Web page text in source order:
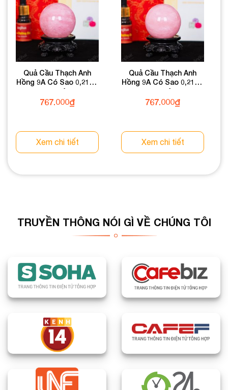
Quả Cầu Thạch Anh
Hồng 9A Có Sao 0,21kg
012-0769A-0,21
767.000₫
Xem chi tiết
Quả Cầu Thạch Anh
Hồng 9A Có Sao 0,21kg
012-0769A-0,21
767.000₫
Xem chi tiết
TRUYỀN THÔNG NÓI GÌ VỀ CHÚNG TÔI